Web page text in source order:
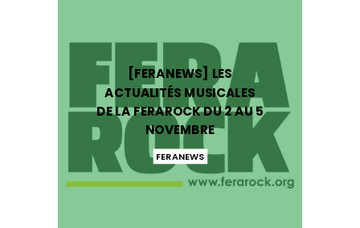
[FERANEWS] LES
ACTUALITÉS MUSICALES
DE LA FERAROCK DU 2 AU 5
NOVEMBRE
FERANEWS